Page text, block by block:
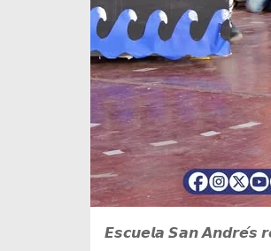
𝙀𝙨𝙘𝙪𝙚𝙡𝙖 𝙎𝙖𝙣 𝘼𝙣𝙙𝙧𝙚́𝙨